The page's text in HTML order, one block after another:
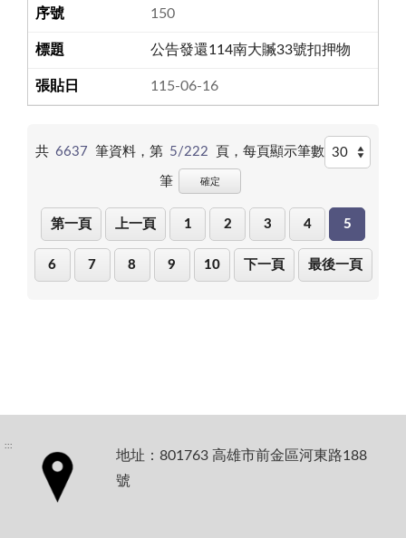
150
公告發還114南大贓33號扣押物
115-06-16
共 6637 筆資料，第 5/222 頁， 每頁顯示筆數
筆 確定
第一頁 上一頁 1 2 3 4 5
6 7 8 9 10 下一頁 最後一頁
:::
地址：801763 高雄市前金區河東路188
號